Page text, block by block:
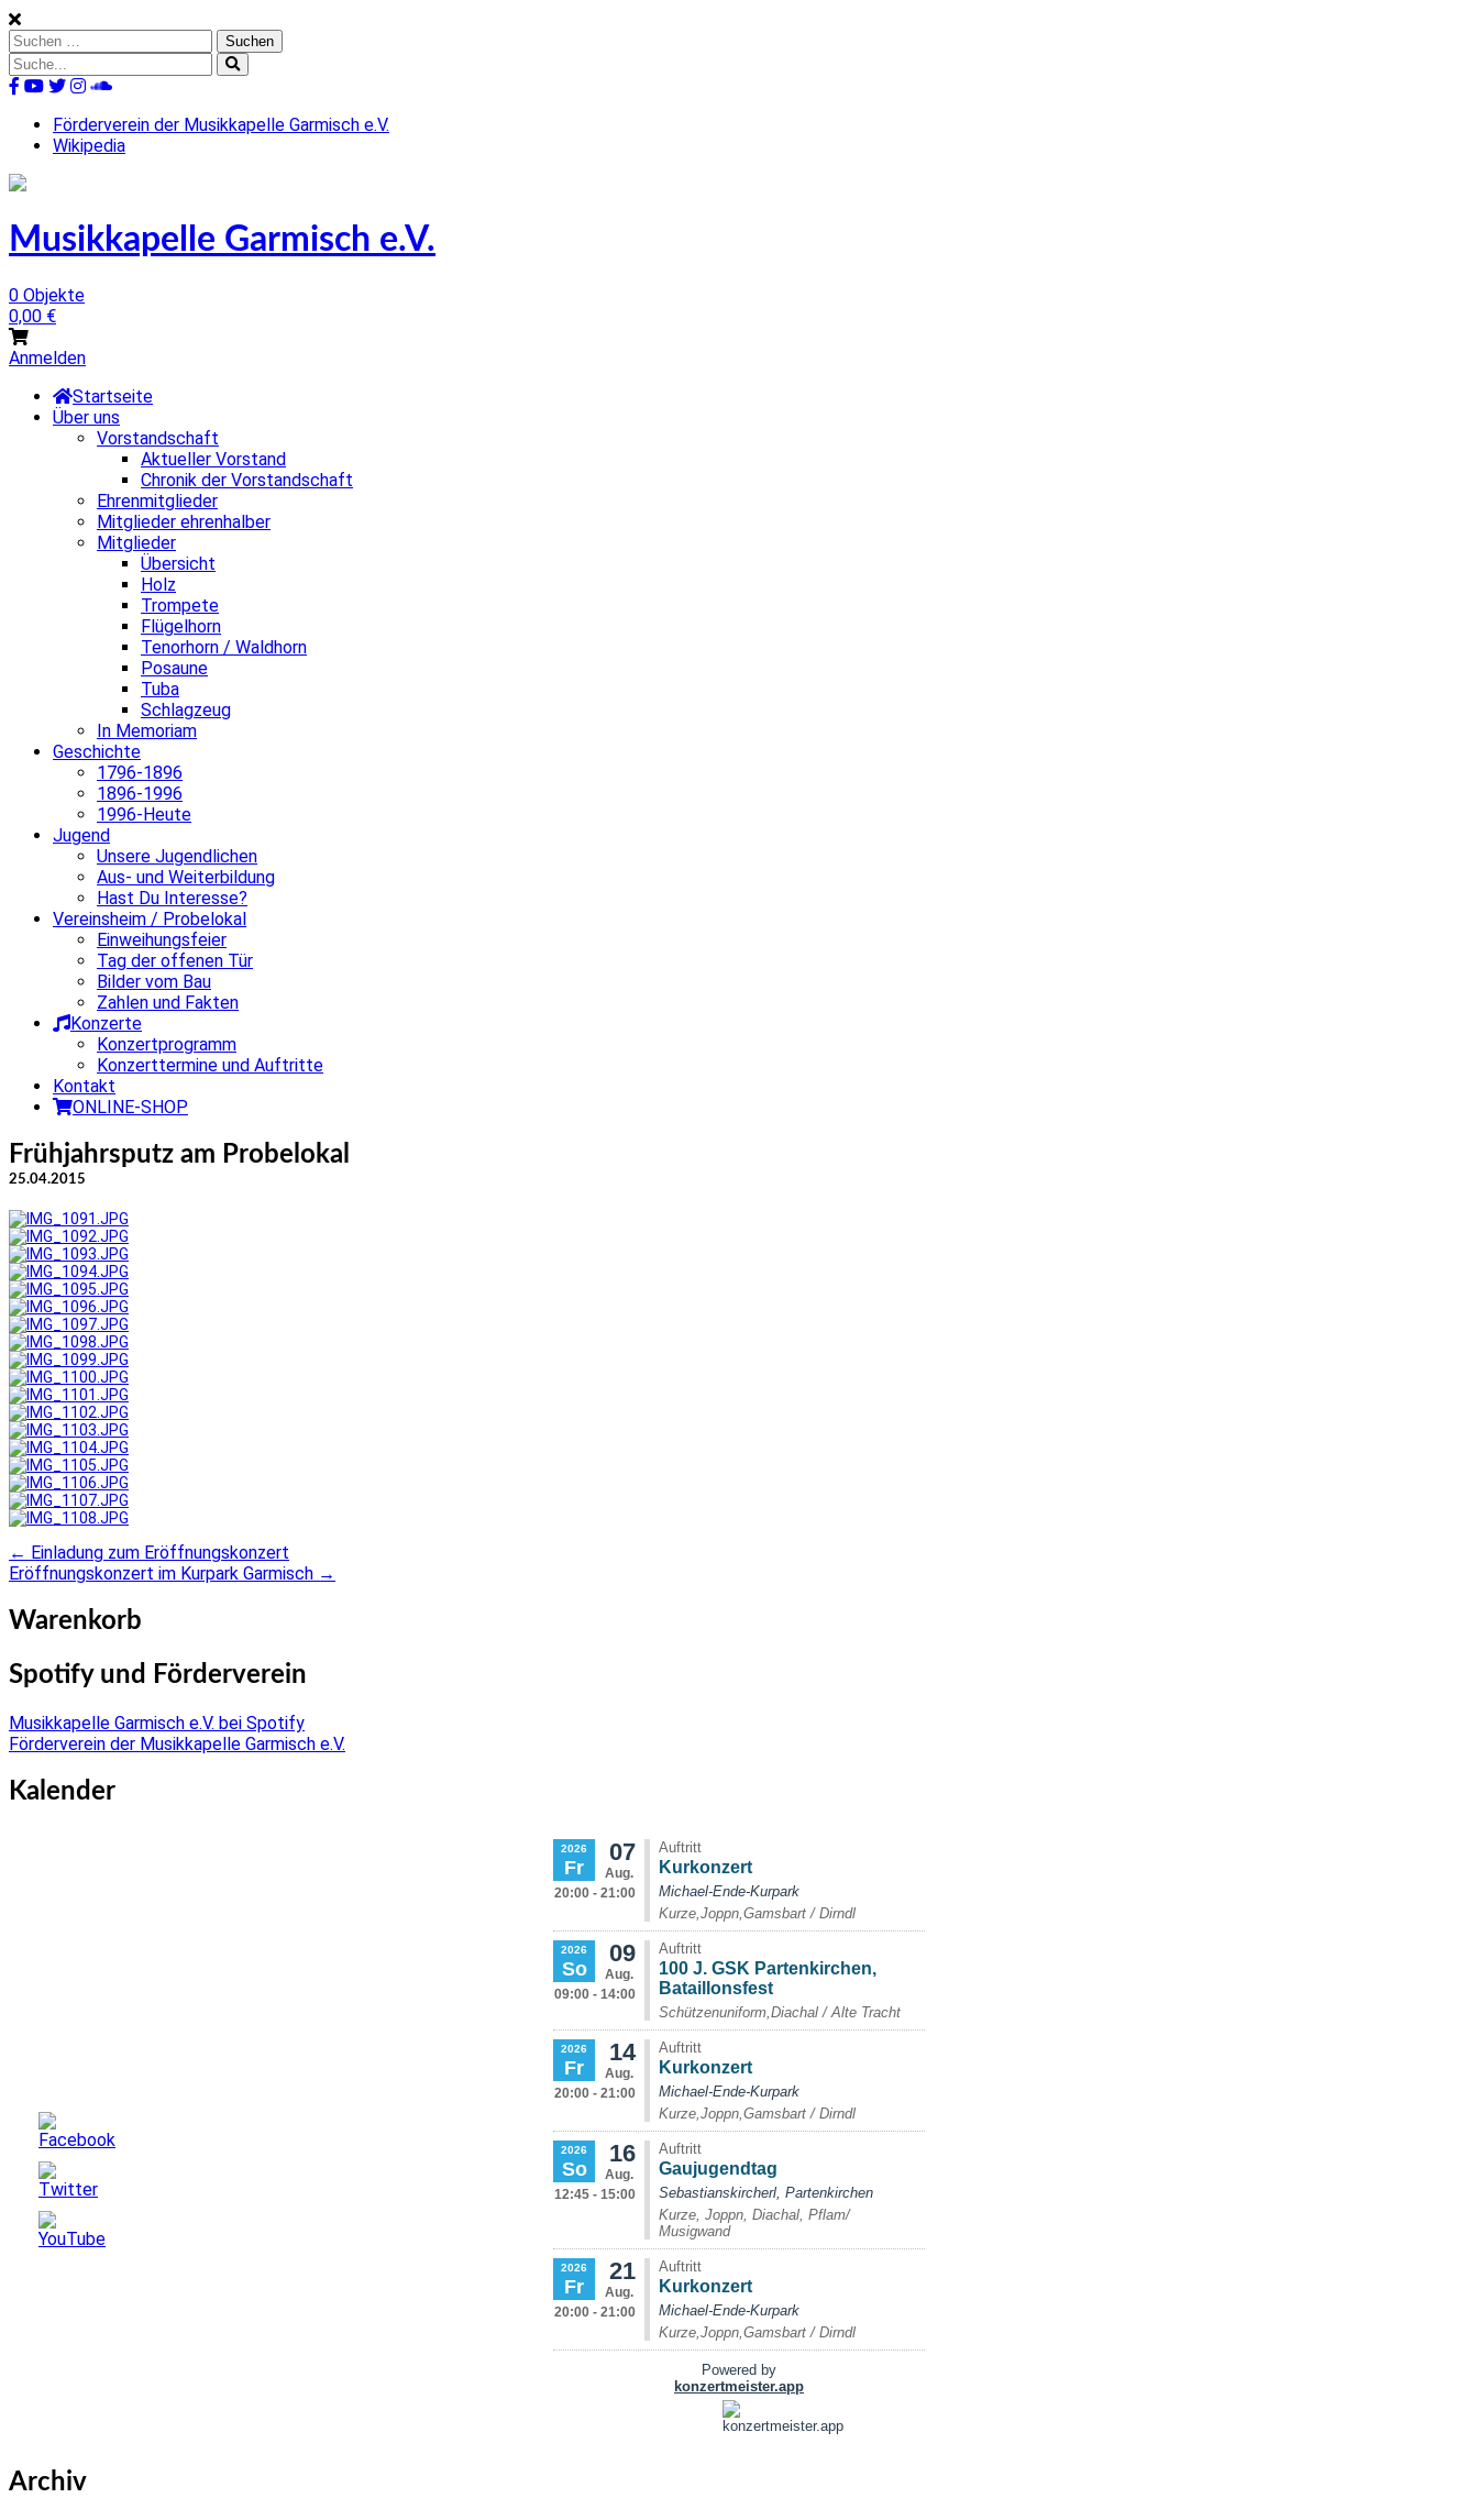
Skip
to
content
Suchen
nach:
Suche
nach:
Förderverein der Musikkapelle Garmisch e.V.
Wikipedia
Musikkapelle Garmisch e.V.
0 Objekte
0,00 €
Anmelden
Startseite
Über uns
Vorstandschaft
Aktueller Vorstand
Chronik der Vorstandschaft
Ehrenmitglieder
Mitglieder ehrenhalber
Mitglieder
Übersicht
Holz
Trompete
Flügelhorn
Tenorhorn / Waldhorn
Posaune
Tuba
Schlagzeug
In Memoriam
Geschichte
1796-1896
1896-1996
1996-Heute
Jugend
Unsere Jugendlichen
Aus- und Weiterbildung
Hast Du Interesse?
Vereinsheim / Probelokal
Einweihungsfeier
Tag der offenen Tür
Bilder vom Bau
Zahlen und Fakten
Konzerte
Konzertprogramm
Konzerttermine und Auftritte
Kontakt
ONLINE-SHOP
Frühjahrsputz am Probelokal
25.04.2015
Post
navigation
← Einladung zum Eröffnungskonzert
Eröffnungskonzert im Kurpark Garmisch →
Warenkorb
Spotify und Förderverein
Musikkapelle Garmisch e.V. bei Spotify
Förderverein der Musikkapelle Garmisch e.V.
Kalender
Archiv